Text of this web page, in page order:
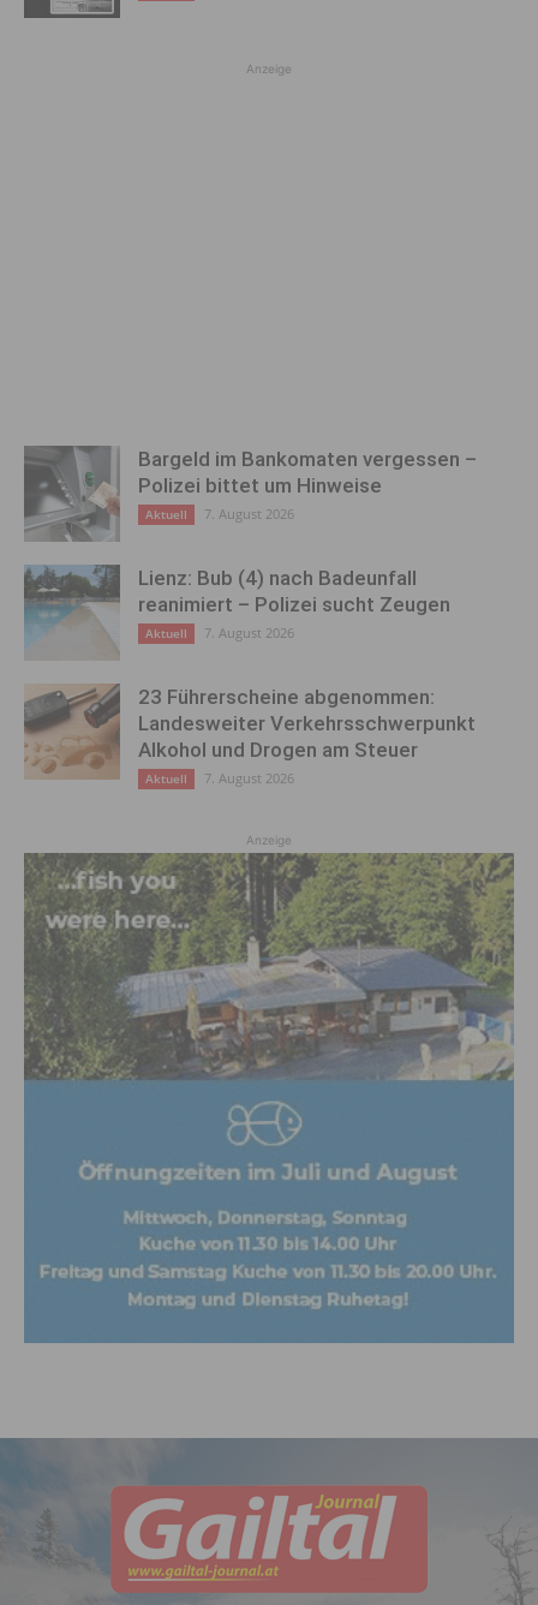
Anzeige
Bargeld im Bankomaten vergessen –
Polizei bittet um Hinweise
Aktuell 7. August 2026
Lienz: Bub (4) nach Badeunfall
reanimiert – Polizei sucht Zeugen
Aktuell 7. August 2026
23 Führerscheine abgenommen:
Landesweiter Verkehrsschwerpunkt
Alkohol und Drogen am Steuer
Aktuell 7. August 2026
Anzeige